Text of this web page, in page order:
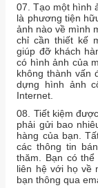
07. Tạo một hình
là phương tiện
ảnh nào về mình
chỉ cần thiết kế
giúp đỡ khách
có hình ảnh của
không thành vấn
dựng hình ảnh
Internet.
08. Tiết kiệm
phải gửi bao
hàng của bạn.
các thông tin
thăm. Bạn có
liên hệ với họ về
bạn thông qua